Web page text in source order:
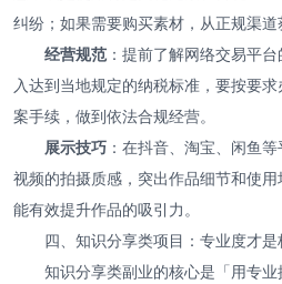
纠纷；如果需要购买素材，从正规渠道
经营规范 ：提前了解网络交易平
入达到当地规定的纳税标准，要按要
案手续，做到依法合规经营。
展示技巧 ：在抖音、淘宝、闲鱼
视频的拍摄质感，突出作品细节和使
能有效提升作品的吸引力。
四、知识分享类项目：专业度才
知识分享类副业的核心是「用专业